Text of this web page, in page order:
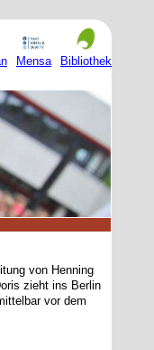
Mensa Bibliothek
von Henning
zieht ins Berlin
vor dem